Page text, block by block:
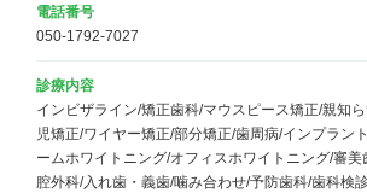
電話番号
050-1792-7027
診療内容
インビザライン/矯正歯科/マウスピース矯正/親知
児矯正/ワイヤー矯正/部分矯正/歯周病/インプラン
ームホワイトニング/オフィスホワイトニング/審美
腔外科/入れ歯・義歯/噛み合わせ/予防歯科/歯科検